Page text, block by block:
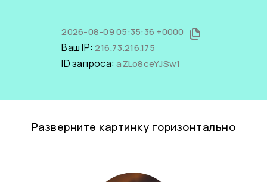
2026-08-09 05:35:36 +0000
Ваш IP:216.73.216.175
ID запроса:aZLo8ceYJSw1
Разверните картинку горизонтально